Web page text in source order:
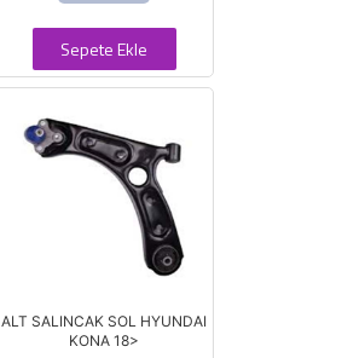
Sepete Ekle
ALT SALINCAK SOL HYUNDAI
KONA 18>